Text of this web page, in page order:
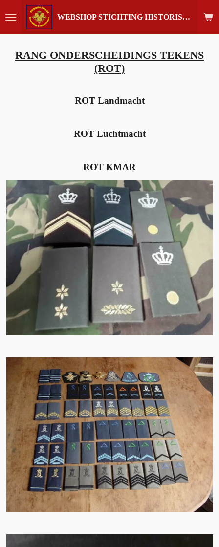
direct
hoofdinhoud
WEBSHOP STICHTING HISTORISCHE COLLECTIE REGIMENT
RANG ONDERSCHEIDINGS TEKENS
(ROT)
ROT Landmacht
ROT Luchtmacht
ROT KMAR